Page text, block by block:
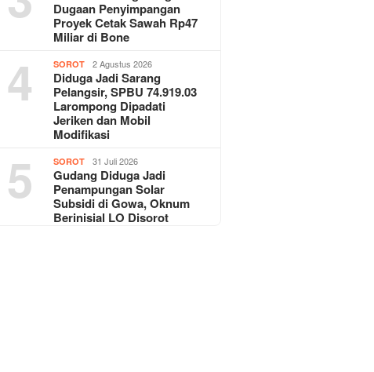
Dugaan Penyimpangan
Proyek Cetak Sawah Rp47
Miliar di Bone
4 SOROT 2 Agustus 2026
Diduga Jadi Sarang
Pelangsir, SPBU 74.919.03
Larompong Dipadati
Jeriken dan Mobil
Modifikasi
5 SOROT 31 Juli 2026
Gudang Diduga Jadi
Penampungan Solar
Subsidi di Gowa, Oknum
Berinisial LO Disorot